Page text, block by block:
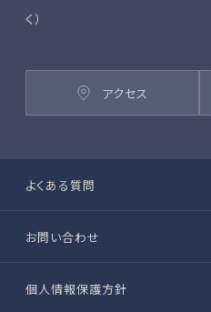
く）
アクセス
よくある質問
お問い合わせ
個人情報保護方針